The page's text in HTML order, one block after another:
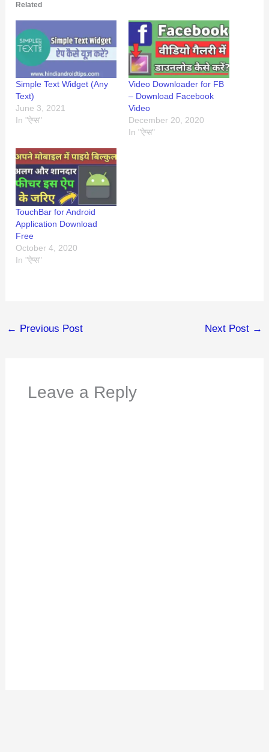
Related
Simple Text Widget (Any
Text)
June 3, 2021
In "ऐप्स"
Video Downloader for FB
– Download Facebook
Video
December 20, 2020
In "ऐप्स"
TouchBar for Android
Application Download
Free
October 4, 2020
In "ऐप्स"
← Previous Post Next Post →
Leave a Reply